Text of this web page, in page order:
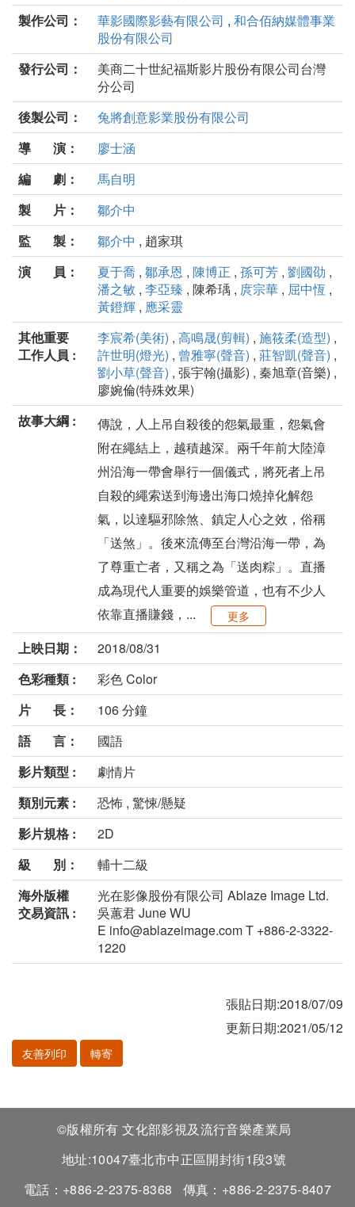
製作公司：
華影國際影藝有限公司 , 和合佰納媒體事業
股份有限公司
發行公司：
美商二十世紀福斯影片股份有限公司台灣
分公司
後製公司：
兔將創意影業股份有限公司
導 演：
廖士涵
編 劇：
馬自明
製 片：
鄒介中
監 製：
鄒介中 , 趙家琪
演 員：
夏于喬 , 鄒承恩 , 陳博正 , 孫可芳 , 劉國劭 ,
潘之敏 , 李亞臻 , 陳希瑀 , 庹宗華 , 屈中恆 ,
黃鐙輝 , 應采靈
其他重要
工作人員 :
李宸希(美術) , 高鳴晟(剪輯) , 施筱柔(造型) ,
許世明(燈光) , 曾雅寧(聲音) , 莊智凱(聲音) ,
劉小草(聲音) , 張宇翰(攝影) , 秦旭章(音樂) ,
廖婉倫(特殊效果)
故事大綱 :
傳說，人上吊自殺後的怨氣最重，怨氣會
附在繩結上，越積越深。兩千年前大陸漳
州沿海一帶會舉行一個儀式，將死者上吊
自殺的繩索送到海邊出海口燒掉化解怨
氣，以達驅邪除煞、鎮定人心之效，俗稱
「送煞」。後來流傳至台灣沿海一帶，為
了尊重亡者，又稱之為「送肉粽」。直播
成為現代人重要的娛樂管道，也有不少人
依靠直播賺錢，...
更多
上映日期：
2018/08/31
色彩種類 :
彩色 Color
片 長：
106 分鐘
語 言：
國語
影片類型 :
劇情片
類別元素 :
恐怖 , 驚悚/懸疑
影片規格 :
2D
級 別：
輔十二級
海外版權
交易資訊 :
光在影像股份有限公司 Ablaze Image Ltd.
吳蕙君 June WU
E info@ablazeimage.com T +886-2-3322-
1220
張貼日期:2018/07/09
更新日期:2021/05/12
友善列印 轉寄
©版權所有 文化部影視及流行音樂產業局
地址:10047臺北市中正區開封街1段3號
電話：+886-2-2375-8368
傳真：+886-2-2375-8407